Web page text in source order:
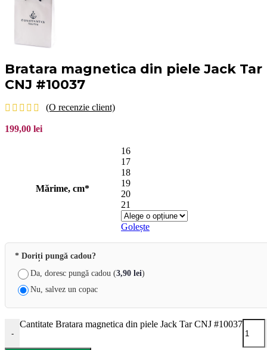
Bratara magnetica din piele Jack Tar
CNJ #10037
(O recenzie client)
199,00 lei
Mărime, cm*
16
17
18
19
20
21
Golește
* Doriți pungă cadou?
Da, doresc pungă cadou (3,90 lei)
Nu, salvez un copac
-
Cantitate Bratara magnetica din piele Jack Tar CNJ #10037